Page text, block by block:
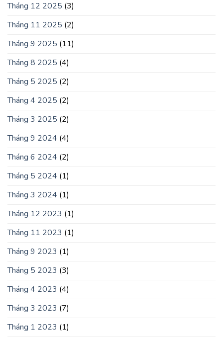
Tháng 12 2025 (3)
Tháng 11 2025 (2)
Tháng 9 2025 (11)
Tháng 8 2025 (4)
Tháng 5 2025 (2)
Tháng 4 2025 (2)
Tháng 3 2025 (2)
Tháng 9 2024 (4)
Tháng 6 2024 (2)
Tháng 5 2024 (1)
Tháng 3 2024 (1)
Tháng 12 2023 (1)
Tháng 11 2023 (1)
Tháng 9 2023 (1)
Tháng 5 2023 (3)
Tháng 4 2023 (4)
Tháng 3 2023 (7)
Tháng 1 2023 (1)